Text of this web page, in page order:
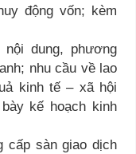
động vốn; kèm
dung, phương
nhu cầu về lao
kinh tế – xã hội
kế hoạch kinh
cấp sàn giao dịch